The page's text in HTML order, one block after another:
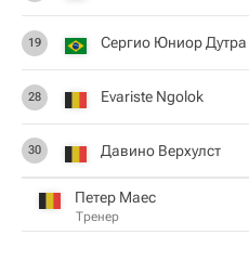
19 Сергио Юниор Дутра
28 Evariste Ngolok
30 Давино Верхулст
Петер Маес
Тренер